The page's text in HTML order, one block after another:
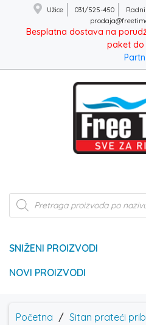
Užice 031/525-450
Radni
Besplatna dostava na
paket do
Products
search
SNIŽENI PROIZVODI
NOVI PROIZVODI
Početna / Sitan prateći